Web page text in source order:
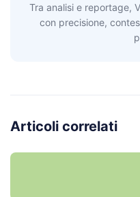
Tra analisi e reportage,
con precisione,
Articoli correlati